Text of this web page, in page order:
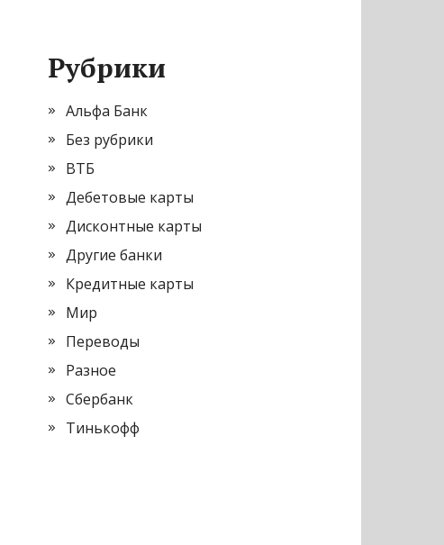
Рубрики
Альфа Банк
Без рубрики
ВТБ
Дебетовые карты
Дисконтные карты
Другие банки
Кредитные карты
Мир
Переводы
Разное
Сбербанк
Тинькофф